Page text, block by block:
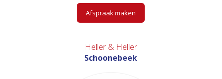
Afspraak maken
Heller & Heller
Schoonebeek